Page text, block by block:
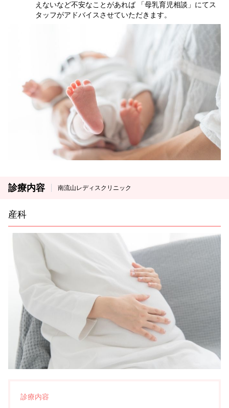
えないなど不安なことがあれば 「母乳育児相談」にてス
タッフがアドバイスさせていただきます。
診療内容 南流山レディスクリニック
産科
診療内容